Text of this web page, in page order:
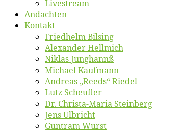
Live­stream
An­dach­ten
Kon­takt
Fried­helm Bilsing
Alex­an­der Hellmich
Ni­klas Junghannß
Mi­cha­el Kaufmann
An­dre­as „Reeds“ Riedel
Lutz Scheuf­ler
Dr. Chris­­ta-Ma­ria Steinberg
Jens Ulb­richt
Gun­tram Wurst